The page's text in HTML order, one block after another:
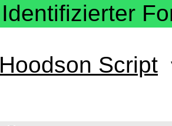
Identifizierter
Hoodson Script